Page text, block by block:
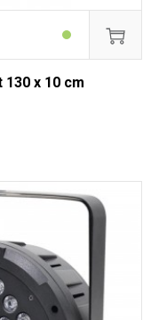
x 10 cm